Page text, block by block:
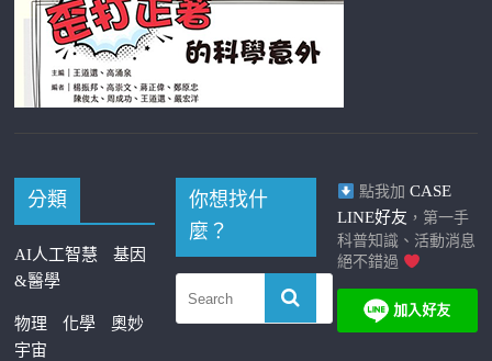
分類
AI人工智慧
基因
&醫學
物理 化學
奧妙
宇宙
你想找什
麼？
點我加 CASE
LINE好友 ，第一手
科普知識、活動消息
絕不錯過